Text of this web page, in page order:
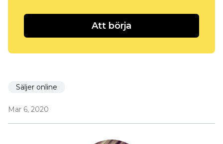
Att börja
Säljer online
Mar 6, 2020